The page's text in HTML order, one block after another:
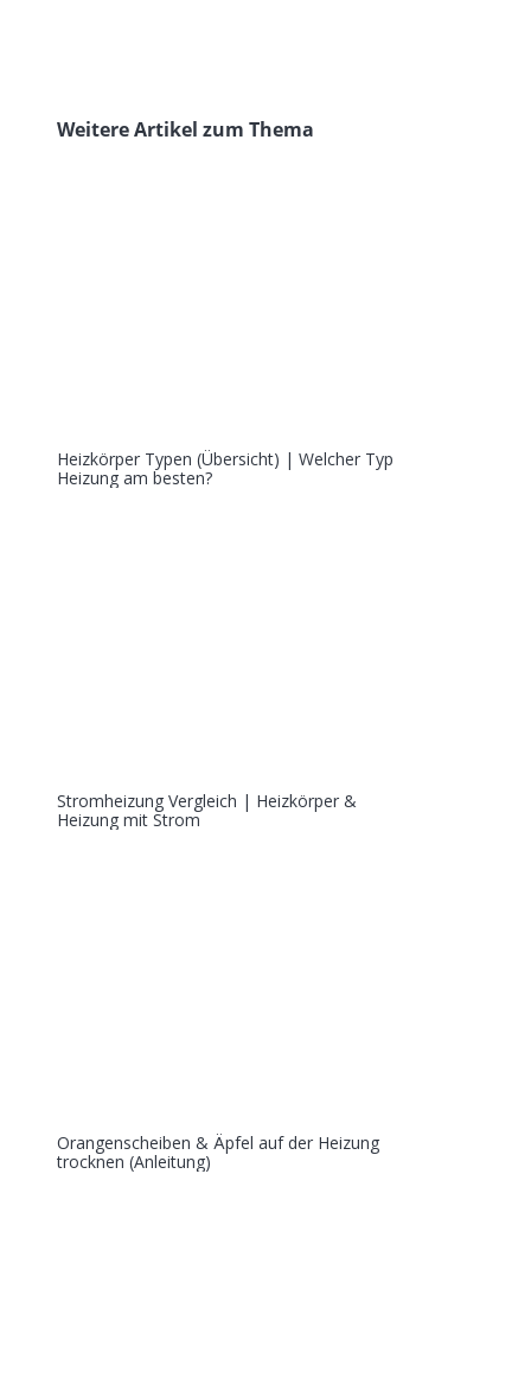
Weitere Artikel zum Thema
Heizkörper Typen (Übersicht) | Welcher Typ
Heizung am besten?
Stromheizung Vergleich | Heizkörper &
Heizung mit Strom
Orangenscheiben & Äpfel auf der Heizung
trocknen (Anleitung)